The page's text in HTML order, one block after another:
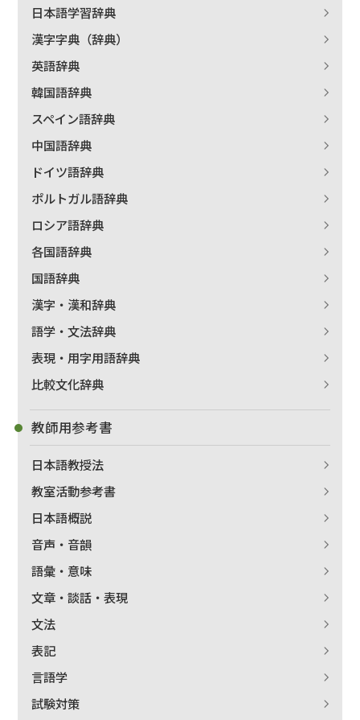
日本語学習辞典
漢字字典（辞典）
英語辞典
韓国語辞典
スペイン語辞典
中国語辞典
ドイツ語辞典
ポルトガル語辞典
ロシア語辞典
各国語辞典
国語辞典
漢字・漢和辞典
語学・文法辞典
表現・用字用語辞典
比較文化辞典
教師用参考書
日本語教授法
教室活動参考書
日本語概説
音声・音韻
語彙・意味
文章・談話・表現
文法
表記
言語学
試験対策